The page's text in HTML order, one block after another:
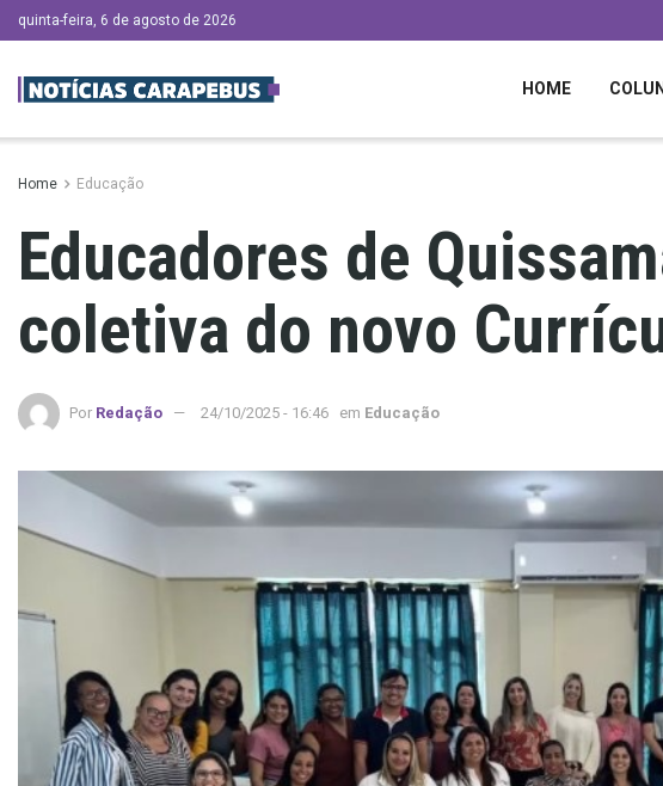
quinta-feira, 6 de agosto de 2026
HOME
Home Educação
Educadores de
coletiva do novo
Por Redação 24/10/2025 - 16:46 em Educação